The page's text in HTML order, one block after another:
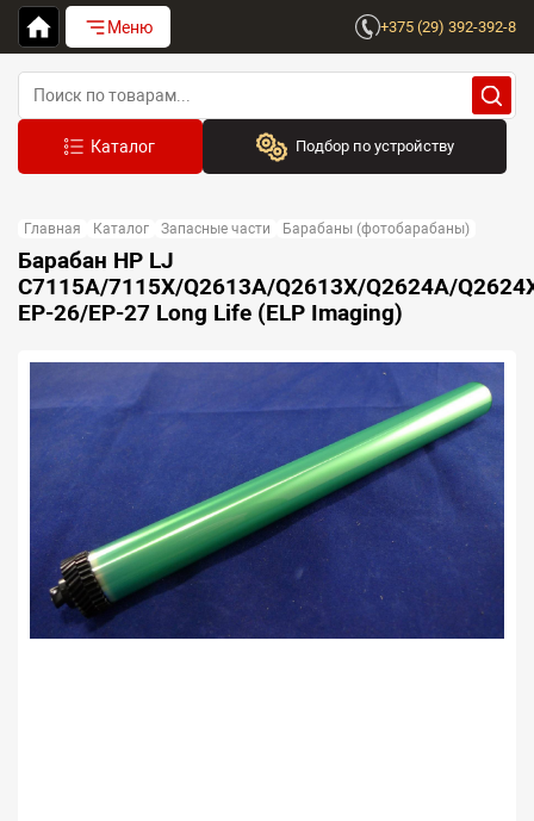
Меню +375 (29) 392-392-8
Подбор по устройству
Выберите бренд
Устройство:
Сначала выберите бренд
Главная Каталог Запасные части Барабаны (фотобарабаны)
Барабан HP LJ
C7115A/7115X/Q2613A/Q2613X/Q2624A/
EP-26/EP-27 Long Life (ELP Imaging)